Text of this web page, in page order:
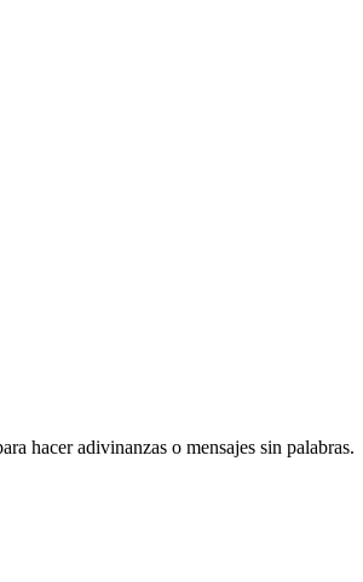
hacer adivinanzas o mensajes sin palabras.